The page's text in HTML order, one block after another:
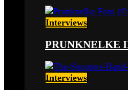
Interviews
PRUNKNELKE
Interviews